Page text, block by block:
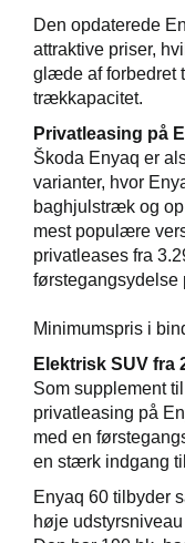
Den opdaterede
attraktive priser,
glæde af forbedret
trækkapacitet.
Privatleasing på
Škoda Enyaq er
varianter, hvor
baghjulstræk og
mest populære
privatleases fra
førstegangsydelse
Minimumspris i
Elektrisk SUV fra
Som supplement
privatleasing på
med en
en stærk indgang
Enyaq 60 tilbyder
høje